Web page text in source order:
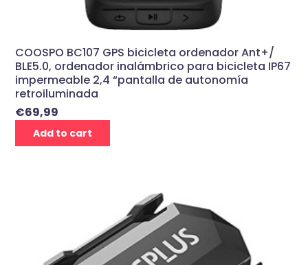
COOSPO BC107 GPS bicicleta ordenador Ant+/
BLE5.0, ordenador inalámbrico para bicicleta IP67
impermeable 2,4 “pantalla de autonomía
retroiluminada
€69,99
Add to cart